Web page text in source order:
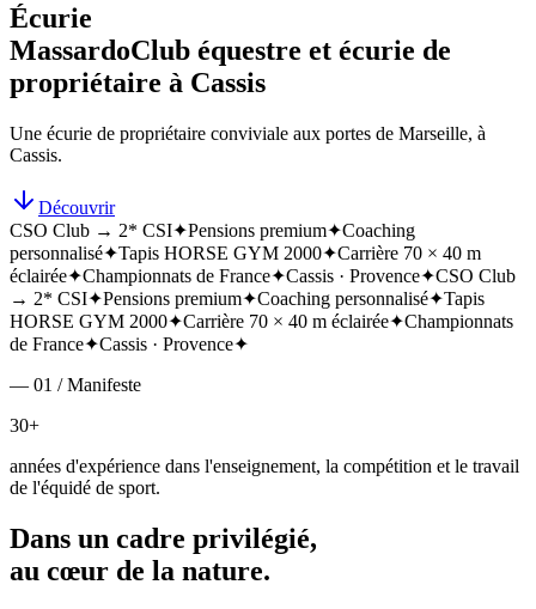
Écurie
MassardoClub équestre et écurie de
propriétaire à Cassis
Une écurie de propriétaire conviviale aux portes de Marseille, à
Cassis.
Découvrir
CSO Club → 2* CSI✦Pensions premium✦Coaching
personnalisé✦Tapis HORSE GYM 2000✦Carrière 70 × 40 m
éclairée✦Championnats de France✦Cassis · Provence✦CSO Club
→ 2* CSI✦Pensions premium✦Coaching personnalisé✦Tapis
HORSE GYM 2000✦Carrière 70 × 40 m éclairée✦Championnats
de France✦Cassis · Provence✦
— 01 / Manifeste
30+
années d'expérience dans l'enseignement, la compétition et le travail
de l'équidé de sport.
Dans un cadre privilégié,
au cœur de la nature.